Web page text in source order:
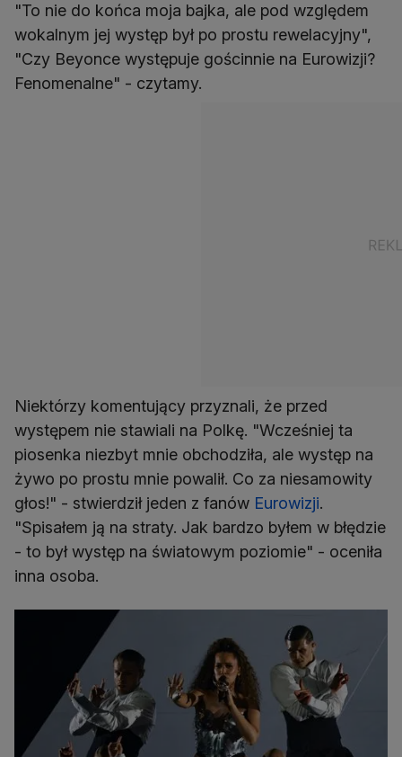
"To nie do końca moja bajka, ale pod względem
wokalnym jej występ był po prostu rewelacyjny",
"Czy Beyonce występuje gościnnie na Eurowizji?
Fenomenalne" - czytamy.
Niektórzy komentujący przyznali, że przed
występem nie stawiali na Polkę. "Wcześniej ta
piosenka niezbyt mnie obchodziła, ale występ na
żywo po prostu mnie powalił. Co za niesamowity
głos!" - stwierdził jeden z fanów Eurowizji.
"Spisałem ją na straty. Jak bardzo byłem w błędzie
- to był występ na światowym poziomie" - oceniła
inna osoba.